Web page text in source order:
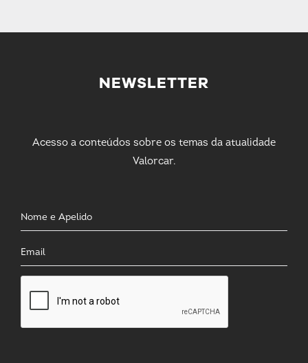
NEWSLETTER
Acesso a conteúdos sobre os temas da atualidade
Valorcar.